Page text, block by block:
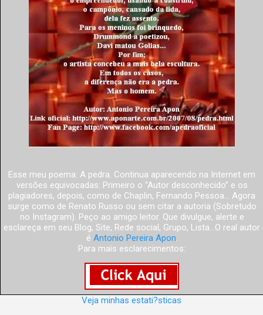
Esse meu poema: A pedra. Continua aparecendo na Internet em
versões equivocadas: Primeiro o “Autor desconhecido” e os
plagiadores, depois, como de Chaplin, Fernando Pessoa... Agora
surge como de Renato Russo ou sem citar a autoria (Sobretudo
no Instagram). Peço ao amigo leitor. Que divulgue, alerte e
esclareça em seu Blog, Site, Rede social, Grupo, Lista...O real autor
é Antonio Pereira Apon.
Para mais esclarecimentos:
Veja minhas estati?sticas